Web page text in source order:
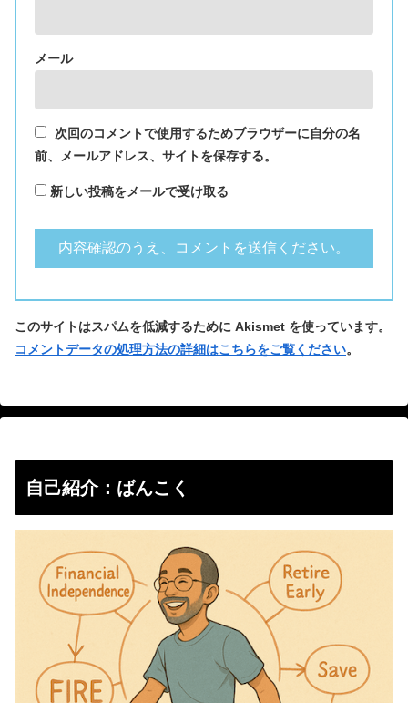
メール
次回のコメントで使用するためブラウザーに自分の名
前、メールアドレス、サイトを保存する。
新しい投稿をメールで受け取る
このサイトはスパムを低減するために Akismet を使っています。
コメントデータの処理方法の詳細はこちらをご覧ください。
自己紹介：ばんこく